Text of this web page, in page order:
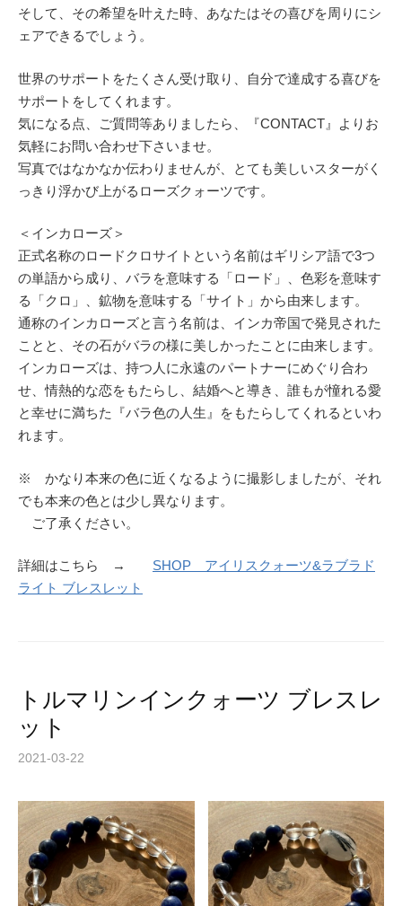
そして、その希望を叶えた時、あなたはその喜びを周りにシ
ェアできるでしょう。
世界のサポートをたくさん受け取り、自分で達成する喜びを
サポートをしてくれます。
気になる点、ご質問等ありましたら、『CONTACT』よりお
気軽にお問い合わせ下さいませ。
写真ではなかなか伝わりませんが、とても美しいスターがく
っきり浮かび上がるローズクォーツです。
＜インカローズ＞
正式名称のロードクロサイトという名前はギリシア語で3つ
の単語から成り、バラを意味する「ロード」、色彩を意味す
る「クロ」、鉱物を意味する「サイト」から由来します。
通称のインカローズと言う名前は、インカ帝国で発見された
ことと、その石がバラの様に美しかったことに由来します。
インカローズは、持つ人に永遠のパートナーにめぐり合わ
せ、情熱的な恋をもたらし、結婚へと導き、誰もが憧れる愛
と幸せに満ちた『バラ色の人生』をもたらしてくれるといわ
れます。
※ かなり本来の色に近くなるように撮影しましたが、それ
でも本来の色とは少し異なります。
ご了承ください。
詳細はこちら → SHOP アイリスクォーツ&ラブラド
ライト ブレスレット
トルマリンインクォーツ ブレスレ
ット
2021-03-22